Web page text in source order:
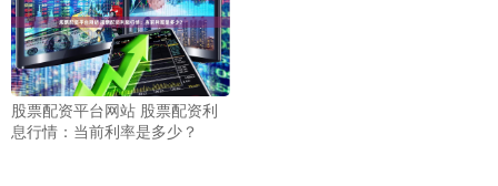
股票配资平台网站 股票配资利
息行情：当前利率是多少？